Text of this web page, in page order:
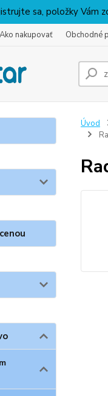
sa, položky Vám
Ako nakupovať Obchodné
Úvod